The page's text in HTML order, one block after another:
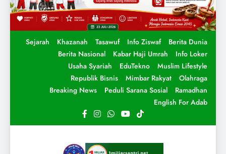
Sejarah Khazanah Tasawuf Info Ziswaf
Berita Dunia
Berita Nasional
Kabar Haji Umrah
Info Loker
Usaha Syariah
EduTekno
Muslim Lifestyle
Republik Bisnis
Mimbar Rakyat
Olahraga
Breaking News
Peduli Sarana Sosial
Ramadhan
English For Adab